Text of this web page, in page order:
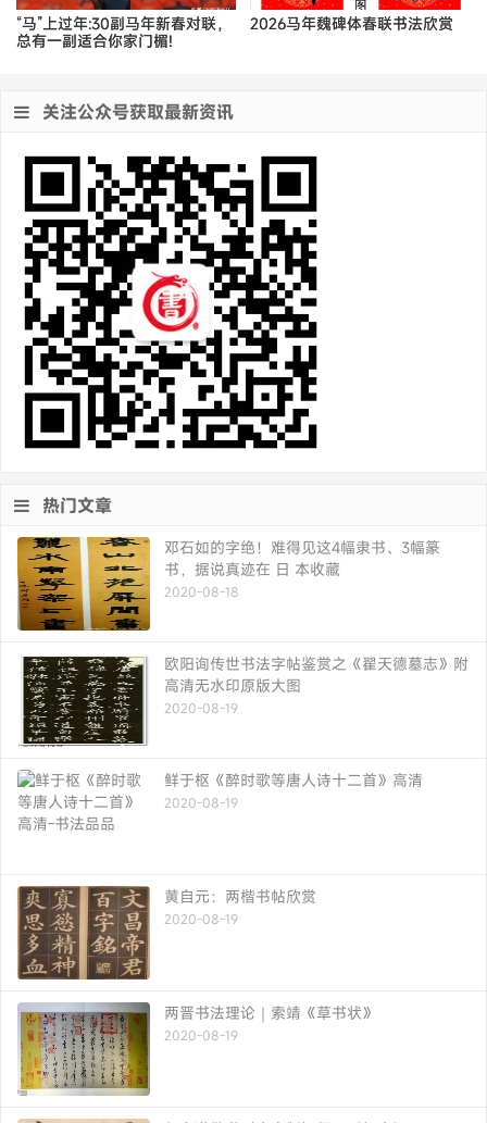
“马”上过年:30副马年新春对联，
总有一副适合你家门楣!
2026马年魏碑体春联书法欣赏
关注公众号获取最新资讯
热门文章
邓石如的字绝！难得见这4幅隶书、3幅篆
书，据说真迹在 日 本收藏
2020-08-18
欧阳询传世书法字帖鉴赏之《翟天德墓志》附
高清无水印原版大图
2020-08-19
鲜于枢《醉时歌等唐人诗十二首》高清
2020-08-19
黄自元：两楷书帖欣赏
2020-08-19
两晋书法理论｜索靖《草书状》
2020-08-19